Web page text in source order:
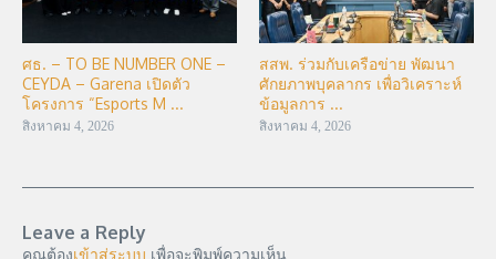
ศธ. – TO BE NUMBER ONE –
CEYDA – Garena เปิดตัว
โครงการ “Esports M ...
สิงหาคม 4, 2026
สสพ. ร่วมกับเครือข่าย พัฒนา
ศักยภาพบุคลากร เพื่อวิเคราะห์
ข้อมูลการ ...
สิงหาคม 4, 2026
Leave a Reply
คุณต้องเข้าสู่ระบบ เพื่อจะพิมพ์ความเห็น